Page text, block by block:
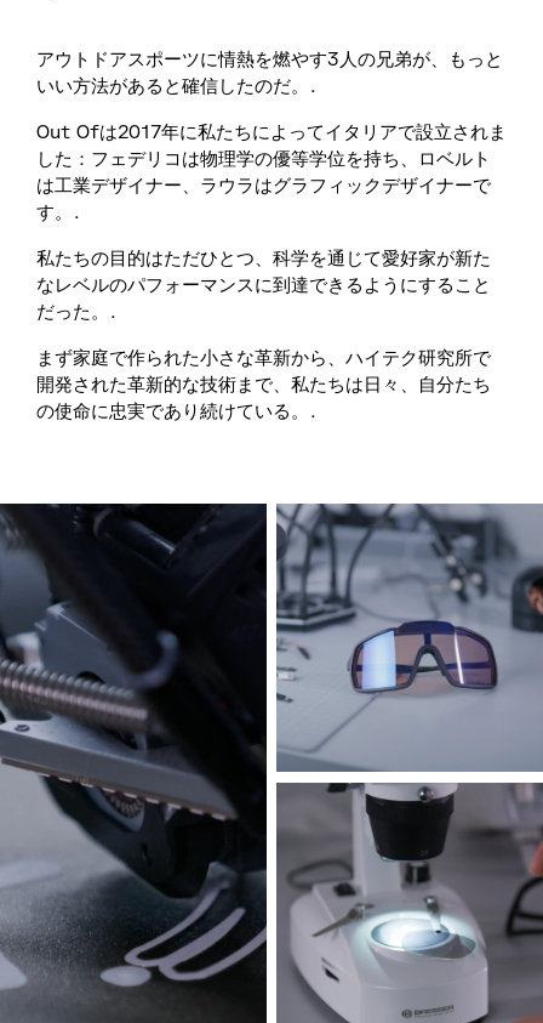
アウトドアスポーツに情熱を燃やす3人の兄弟が、もっと
いい方法があると確信したのだ。.
Out Ofは2017年に私たちによってイタリアで設立されま
した：フェデリコは物理学の優等学位を持ち、ロベルト
は工業デザイナー、ラウラはグラフィックデザイナーで
す。.
私たちの目的はただひとつ、科学を通じて愛好家が新た
なレベルのパフォーマンスに到達できるようにすること
だった。.
まず家庭で作られた小さな革新から、ハイテク研究所で
開発された革新的な技術まで、私たちは日々、自分たち
の使命に忠実であり続けている。.